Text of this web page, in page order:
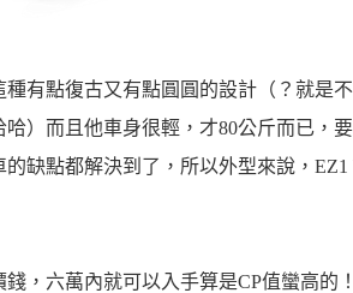
種有點復古又有點圓圓的設計（？就是
哈）而且他車身很輕，才80公斤而已，
缺點都解決到了，所以外型來說，
錢，六萬內就可以入手算是CP值蠻高